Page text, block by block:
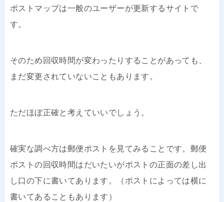
ポストマップは一般のユーザーが更新するサイトで
す。
そのため回収時間が変わったりすることがあっても、
まだ変更されていないこともあります。
ただほぼ正確と考えていいでしょう。
確実な調べ方は郵便ポストを見てみることです。郵便
ポストの回収時間はだいたいがポストの正面の差し出
し口の下に書いてあります。（ポストによっては横に
書いてあることもあります）